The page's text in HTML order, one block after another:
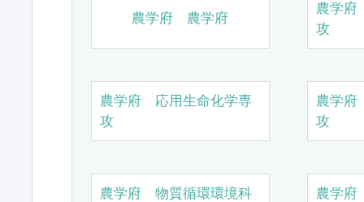
農学府 農学府
農学
攻
農学府 応用生命化学専
攻
農学
攻
農学府 物質循環環境科
農学